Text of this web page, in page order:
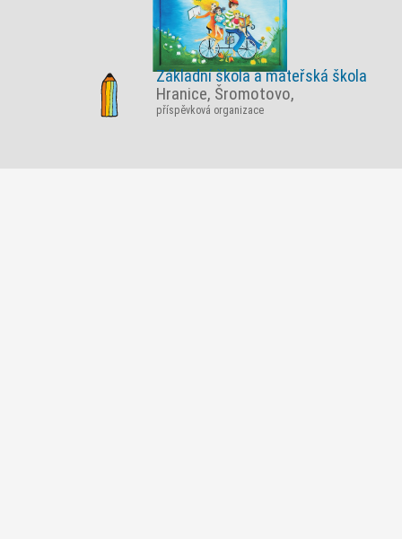
Základní škola a mateřská škola
Hranice, Šromotovo,
příspěvková organizace